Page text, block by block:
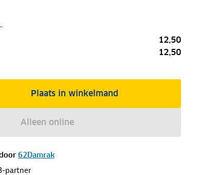
12,50
12,50
Plaats in winkelmand
Alleen online
62Damrak
partner